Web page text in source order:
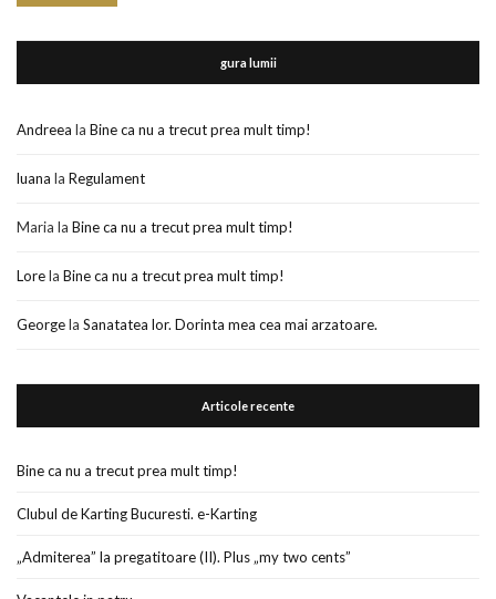
gura lumii
Andreea la Bine ca nu a trecut prea mult timp!
luana la Regulament
Maria la Bine ca nu a trecut prea mult timp!
Lorela Bine ca nu a trecut prea mult timp!
Georgela Sanatatea lor. Dorinta mea cea mai arzatoare.
Articole recente
Bine ca nu a trecut prea mult timp!
Clubul de Karting Bucuresti. e-Karting
„Admiterea” la pregatitoare (II). Plus „my two cents”